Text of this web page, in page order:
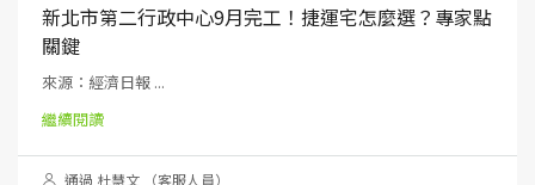
新北市第二行政中心9月完工！捷運宅怎麼選？專家點
關鍵
來源：經濟日報 ...
繼續閱讀
通過 杜慧文 （客服人員）